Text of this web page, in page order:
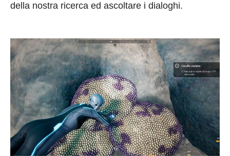
della nostra ricerca ed ascoltare i dialoghi.